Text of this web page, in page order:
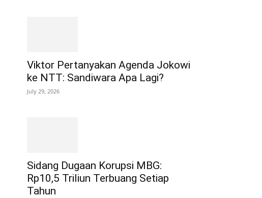
Viktor Pertanyakan Agenda Jokowi
ke NTT: Sandiwara Apa Lagi?
July 29, 2026
Sidang Dugaan Korupsi MBG:
Rp10,5 Triliun Terbuang Setiap
Tahun